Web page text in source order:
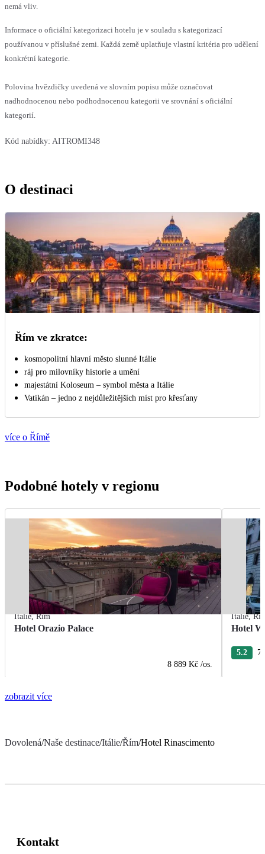
nemá vliv.
Informace o oficiální kategorizaci hotelu je v souladu s kategorizací
používanou v příslušné zemi. Každá země uplatňuje vlastní kritéria pro udělení
konkrétní kategorie.
Polovina hvězdičky uvedená ve slovním popisu může označovat
nadhodnocenou nebo podhodnocenou kategorii ve srovnání s oficiální
kategorií.
Kód nabídky: AITROMI348
O destinaci
Řím ve zkratce:
kosmopolitní hlavní město slunné Itálie
ráj pro milovníky historie a umění
majestátní Koloseum – symbol města a Itálie
Vatikán – jedno z nejdůležitějších míst pro křesťany
více o Římě
Podobné hotely v regionu
Itálie,Řím
Hotel Orazio Palace
8 889 Kč /os.
Itálie,
Hotel
5.2 7
zobrazit více
Dovolená/Naše destinace/Itálie/Řím/Hotel Rinascimento
Kontakt